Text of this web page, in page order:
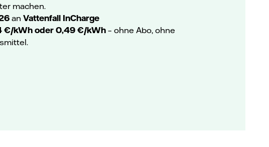
machen.
an Vattenfall InCharge
€/kWh oder 0,49 €/kWh– ohne Abo, ohne